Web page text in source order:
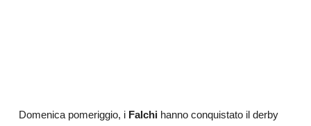
Domenica pomeriggio, i Falchihanno conquistato il derby